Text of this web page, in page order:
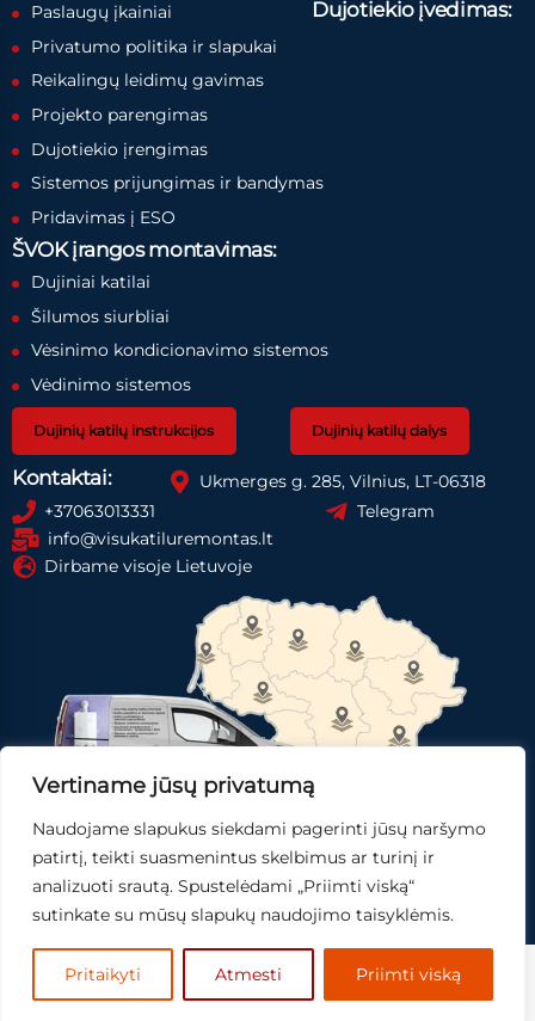
Vertiname jūsų privatumą
Naudojame slapukus siekdami pagerinti jūsų naršymo
patirtį, teikti suasmenintus skelbimus ar turinį ir
analizuoti srautą. Spustelėdami „Priimti viską“
sutinkate su mūsų slapukų naudojimo taisyklėmis.
Pritaikyti Atmesti Priimti viską
Paslaugų įkainiai
Privatumo politika ir slapukai
Dujotiekio įvedimas:
Reikalingų leidimų gavimas
Projekto parengimas
Dujotiekio įrengimas
Sistemos prijungimas ir bandymas
Pridavimas į ESO
ŠVOK įrangos montavimas:
Dujiniai katilai
Šilumos siurbliai
Vėsinimo kondicionavimo sistemos
Vėdinimo sistemos
Dujinių katilų instrukcijos Dujinių katilų dalys
Kontaktai:
Ukmerges g. 285, Vilnius, LT-06318
+37063013331
Telegram
info@visukatiluremontas.lt
Dirbame visoje Lietuvoje
Registruotis paslaugai Gauti pasiūlymą
© 2025 Mingo IT, sprendimai.